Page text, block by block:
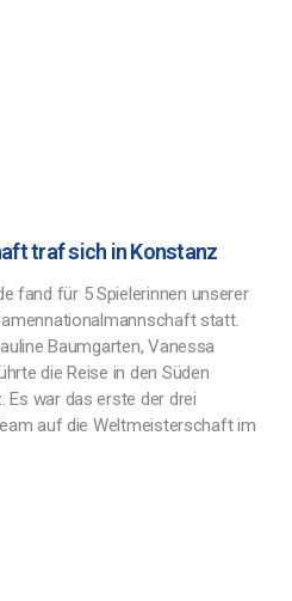
traf sich in Konstanz
fand für 5 Spielerinnen unserer
statt.
Baumgarten, Vanessa
die Reise in den Süden
Es war das erste der drei
auf die Weltmeisterschaft im